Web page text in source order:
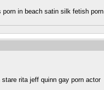
porn in beach satin silk fetish porn
rita jeff quinn gay porn actor